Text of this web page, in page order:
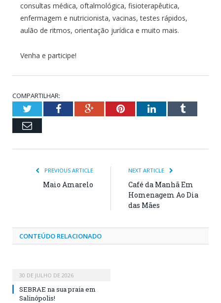
consultas médica, oftalmológica, fisioterapêutica,
enfermagem e nutricionista, vacinas, testes rápidos,
aulão de ritmos, orientação jurídica e muito mais.
Venha e participe!
COMPARTILHAR:
TwitterFacebookGoogle+PinterestLinkedInTumblr
Email
PREVIOUS ARTICLE
Maio Amarelo
NEXT ARTICLE
Café da Manhã Em
Homenagem Ao Dia
das Mães
CONTEÚDO RELACIONADO
30 DE JULHO DE 2026
SEBRAE na sua praia em
Salinópolis!